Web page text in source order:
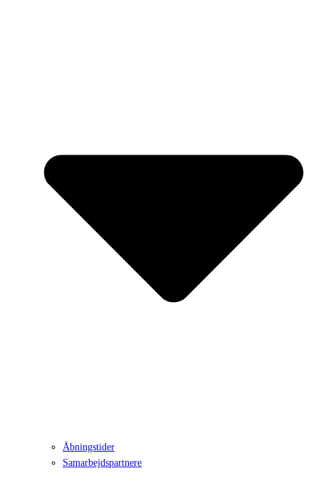
Åbningstider
Samarbejdspartnere